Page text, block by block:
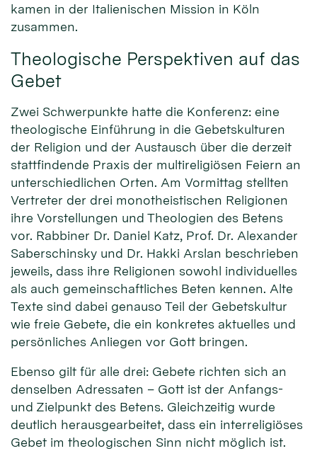
kamen in der Italienischen Mission in Köln
zusammen.
Theologische Perspektiven auf das
Gebet
Zwei Schwerpunkte hatte die Konferenz: eine
theologische Einführung in die Gebetskulturen
der Religion und der Austausch über die derzeit
stattfindende Praxis der multireligiösen Feiern an
unterschiedlichen Orten. Am Vormittag stellten
Vertreter der drei monotheistischen Religionen
ihre Vorstellungen und Theologien des Betens
vor. Rabbiner Dr. Daniel Katz, Prof. Dr. Alexander
Saberschinsky und Dr. Hakki Arslan beschrieben
jeweils, dass ihre Religionen sowohl individuelles
als auch gemeinschaftliches Beten kennen. Alte
Texte sind dabei genauso Teil der Gebetskultur
wie freie Gebete, die ein konkretes aktuelles und
persönliches Anliegen vor Gott bringen.
Ebenso gilt für alle drei: Gebete richten sich an
denselben Adressaten – Gott ist der Anfangs-
und Zielpunkt des Betens. Gleichzeitig wurde
deutlich herausgearbeitet, dass ein interreligiöses
Gebet im theologischen Sinn nicht möglich ist.